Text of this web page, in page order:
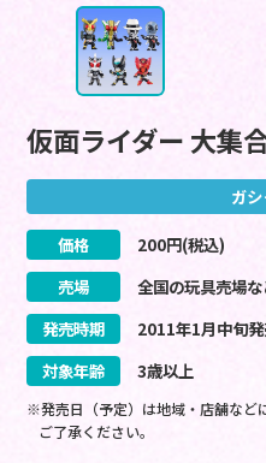
仮面ライダー 大集
ガ
価格 200円(税込)
売場
全国の玩具売場
発売時期
2011年1月中旬
対象年齢
3歳以上
※発売日（予定）は地域・店舗など
ご了承ください。